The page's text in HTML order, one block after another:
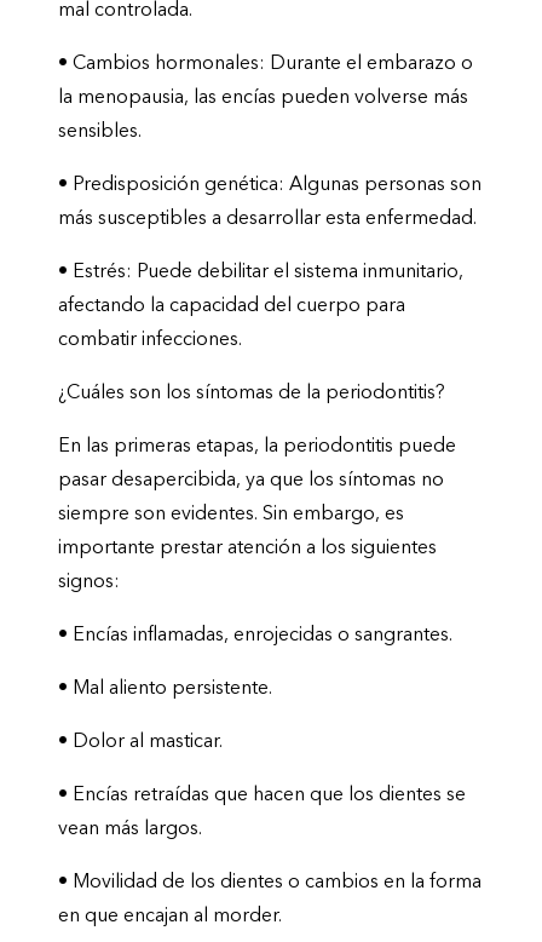
mal controlada.
• Cambios hormonales: Durante el embarazo o
la menopausia, las encías pueden volverse más
sensibles.
• Predisposición genética: Algunas personas son
más susceptibles a desarrollar esta enfermedad.
• Estrés: Puede debilitar el sistema inmunitario,
afectando la capacidad del cuerpo para
combatir infecciones.
¿Cuáles son los síntomas de la periodontitis?
En las primeras etapas, la periodontitis puede
pasar desapercibida, ya que los síntomas no
siempre son evidentes. Sin embargo, es
importante prestar atención a los siguientes
signos:
• Encías inflamadas, enrojecidas o sangrantes.
• Mal aliento persistente.
• Dolor al masticar.
• Encías retraídas que hacen que los dientes se
vean más largos.
• Movilidad de los dientes o cambios en la forma
en que encajan al morder.